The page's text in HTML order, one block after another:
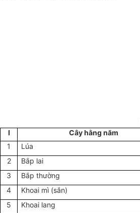
I
Cây hằng năm
1
Lúa
2
Bắp lai
3
Bắp thường
4
Khoai mì (sắn)
5
Khoai lang